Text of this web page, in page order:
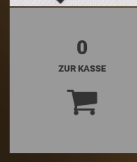
0
ZUR KASSE